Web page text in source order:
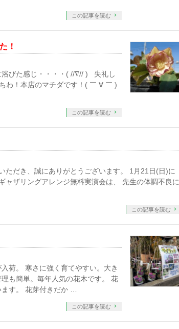
この記事を読む
！
浴びた感じ・・・・( //∇// ) 失礼し
わ！本店のマチダです！( ￣ ∀ ￣ )
この記事を読む
ただき、誠にありがとうございます。 1月21日(日)に
ザリングアレンジ無料実演会は、 先生の体調不良に
この記事を読む
荷。 寒さに強く育てやすい。大き
も簡単。毎年人気の花木です。 花
す。 花芽付きだか …
この記事を読む